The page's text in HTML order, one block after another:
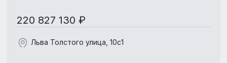
220 827 130 ₽
Льва Толстого улица, 10с1